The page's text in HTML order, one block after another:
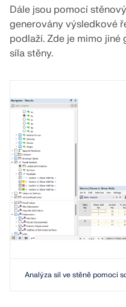
Dále jsou pomocí
generovány výsledkové
podlaží. Zde je mimo
síla stěny.
Analýza sil ve stěně pomocí